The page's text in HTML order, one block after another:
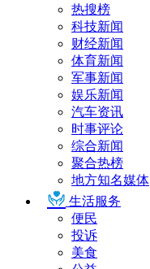
热搜榜
科技新闻
财经新闻
体育新闻
军事新闻
娱乐新闻
汽车资讯
时事评论
综合新闻
聚合热榜
地方知名媒体
生活服务
便民
投诉
美食